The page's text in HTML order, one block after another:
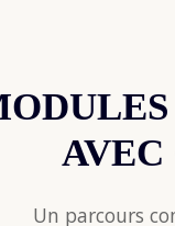
Un parcours